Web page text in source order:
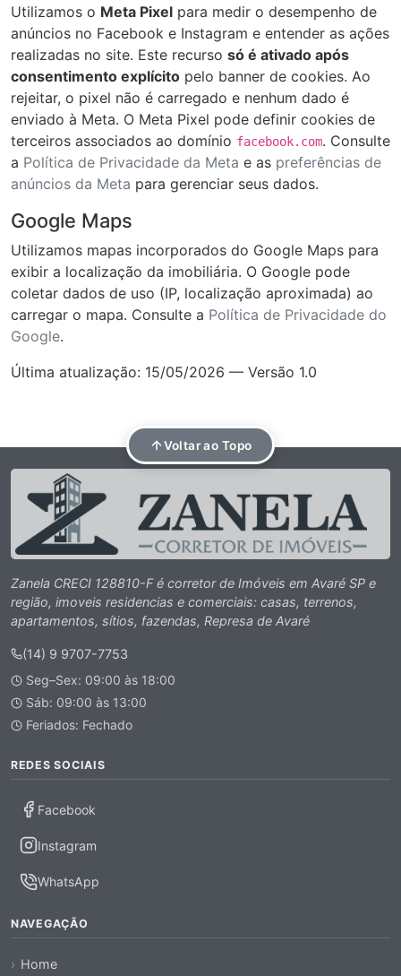
Utilizamos o Meta Pixel para medir o desempenho de
anúncios no Facebook e Instagram e entender as ações
realizadas no site. Este recurso só é ativado após
consentimento explícito pelo banner de cookies. Ao
rejeitar, o pixel não é carregado e nenhum dado é
enviado à Meta. O Meta Pixel pode definir cookies de
terceiros associados ao domínio facebook.com. Consulte
a Política de Privacidade da Meta e as preferências de
anúncios da Meta para gerenciar seus dados.
Google Maps
Utilizamos mapas incorporados do Google Maps para
exibir a localização da imobiliária. O Google pode
coletar dados de uso (IP, localização aproximada) ao
carregar o mapa. Consulte a Política de Privacidade do
Google.
Última atualização: 15/05/2026 — Versão 1.0
Voltar ao Topo
Zanela CRECI 128810-F é corretor de Imóveis em Avaré SP e
região, imoveis residencias e comerciais: casas, terrenos,
apartamentos, sítios, fazendas, Represa de Avaré
(14) 9 9707-7753
Seg–Sex: 09:00 às 18:00
Sáb: 09:00 às 13:00
Feriados: Fechado
REDES SOCIAIS
Facebook
Instagram
WhatsApp
NAVEGAÇÃO
Home